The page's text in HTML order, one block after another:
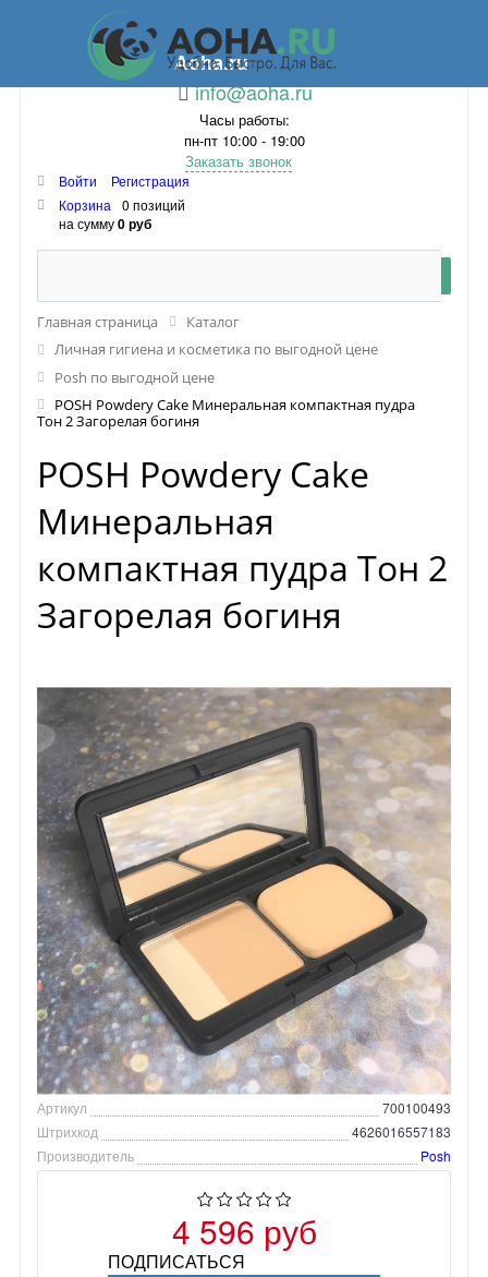
Aoha.ru
info@aoha.ru
Часы работы:
пн-пт 10:00 - 19:00
Заказать звонок
Войти
Регистрация
Корзина
0 позиций
на сумму0 руб
Главная страница
Каталог
Личная гигиена и косметика по выгодной цене
Posh по выгодной цене
POSH Powdery Cake Минеральная компактная пудра
Тон 2 Загорелая богиня
POSH Powdery Cake
Минеральная
компактная пудра Тон 2
Загорелая богиня
Артикул
700100493
Штрихкод
4626016557183
Производитель
Posh
4 596 руб
ПОДПИСАТЬСЯ